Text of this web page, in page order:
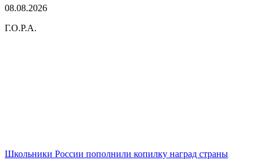
08.08.2026
Г.О.Р.А.
Школьники России пополнили копилку наград страны